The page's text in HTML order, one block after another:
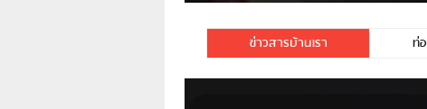
มีชาวเน็ตรายหนึ่งซึ่งแจ้งว่าตนเองไม่ใช่ปร
ข่าวสารบ้านเรา ท่